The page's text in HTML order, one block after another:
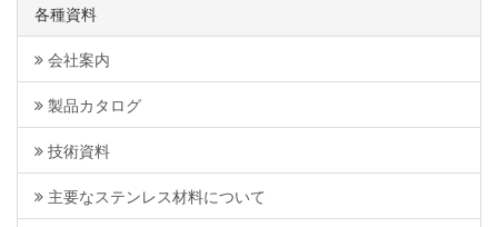
各種資料
会社案内
製品カタログ
技術資料
主要なステンレス材料について